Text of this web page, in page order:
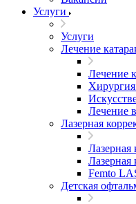
Услуги
Услуги
Лечение
Лечение
Лечение
Лазерная
Лазерная
Лазерная
Femto
Детская